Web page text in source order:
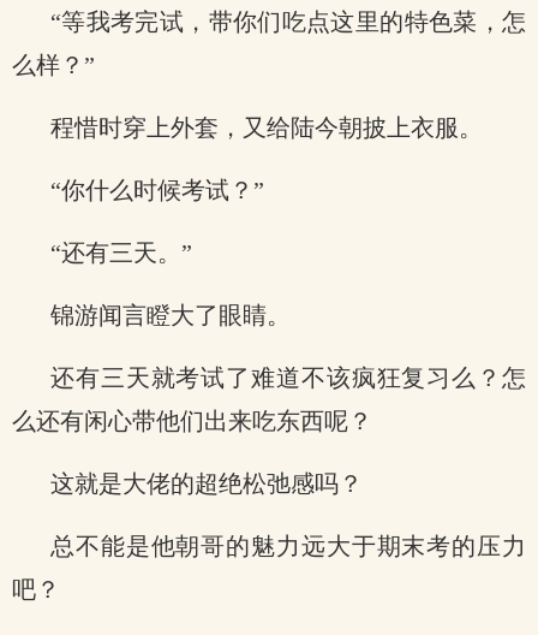
“等我考完试，带你们吃点这里的特色菜，怎
么样？”
程惜时穿上外套，又给陆今朝披上衣服。
“你什么时候考试？”
“还有三天。”
锦游闻言瞪大了眼睛。
还有三天就考试了难道不该疯狂复习么？怎
么还有闲心带他们出来吃东西呢？
这就是大佬的超绝松弛感吗？
总不能是他朝哥的魅力远大于期末考的压力
吧？